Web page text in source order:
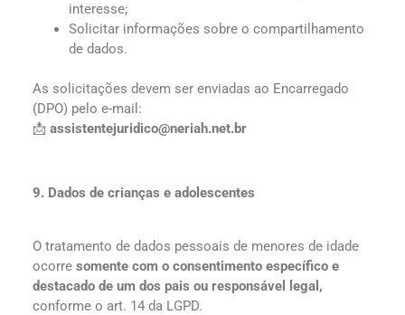
interesse;
Solicitar informações sobre o compartilhamento
de dados.
As solicitações devem ser enviadas ao Encarregado
(DPO) pelo e-mail:
📩 assistentejuridico@neriah.net.br
9. Dados de crianças e adolescentes
O tratamento de dados pessoais de menores de idade
ocorre somente com o consentimento específico e
destacado de um dos pais ou responsável legal,
conforme o art. 14 da LGPD.